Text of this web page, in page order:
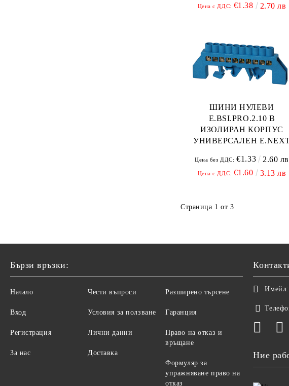
Цена с ДДС: €1.38 2.70 лв
ШИНИ НУЛЕВИ
E.BSI.PRO.2.10 В
ИЗОЛИРАН КОРПУС
УНИВЕРСАЛЕН
Цена без ДДС: €1.33 2.60 лв
Цена с ДДС: €1.60 3.13 лв
Страница 1 от 3
Бързи връзки:
Начало
Вход
Регистрация
За нас
Чести въпроси
Условия за ползване
Лични данни
Доставка
Разширено търсене
Гаранция
Право на отказ и
връщане
Формуляр за
упражняване право на
отказ
Имейл:
Ние